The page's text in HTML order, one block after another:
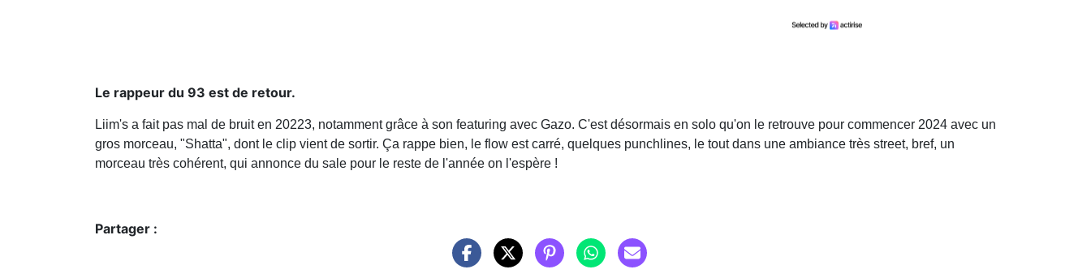
Le rappeur du 93 est de retour.
Liim's a fait pas mal de bruit en 20223, notamment grâce à son featuring avec Gazo. C'est désormais en solo qu'on le retrouve pour commencer 2024 avec un
gros morceau, "Shatta", dont le clip vient de sortir. Ça rappe bien, le flow est carré, quelques punchlines, le tout dans une ambiance très street, bref, un
morceau très cohérent, qui annonce du sale pour le reste de l'année on l'espère !
Partager :